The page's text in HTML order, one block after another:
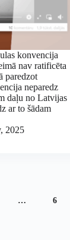
konvencija
nav ratificēta
paredzot
neparedz
daļu no Latvijas
ar to šādam
2025
… 6